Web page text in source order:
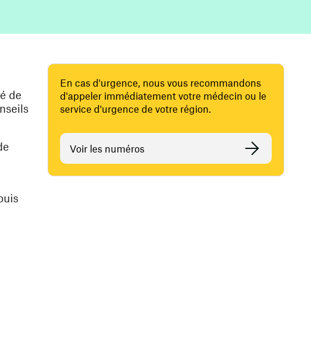
de
En cas d'urgence, nous vous recommandons
d'appeler immédiatement votre médecin ou le
service d'urgence de votre région.
Voir les numéros